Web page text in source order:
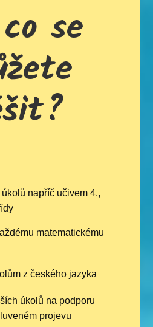
se
napříč učivem 4.,
matematickému
z českého jazyka
úkolů na podporu
projevu